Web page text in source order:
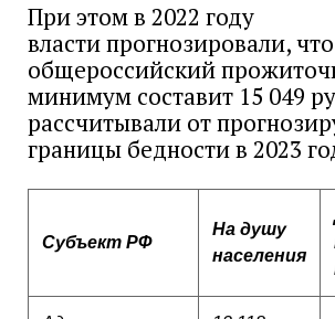
При этом в 2022 году
власти прогнозировали,
общероссийский
минимум составит 15 049
рассчитывали от
границы бедности в 2023
Субъект РФ
На душу
населения